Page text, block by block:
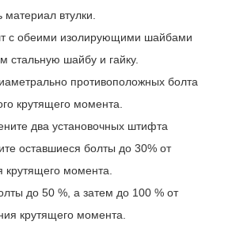
втулки.
с обеими изолирующими шайбами
стальную шайбу и гайку.
противоположных болта
крутящего момента.
два установочных штифта
оставшиеся болты до 30% от
крутящего момента.
до 50 %, а затем до 100 % от
крутящего момента.